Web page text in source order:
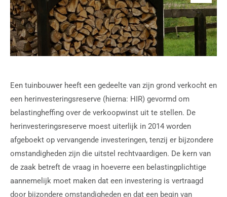
Een tuinbouwer heeft een gedeelte van zijn grond verkocht en
een herinvesteringsreserve (hierna: HIR) gevormd om
belastingheffing over de verkoopwinst uit te stellen. De
herinvesteringsreserve moest uiterlijk in 2014 worden
afgeboekt op vervangende investeringen, tenzij er bijzondere
omstandigheden zijn die uitstel rechtvaardigen. De kern van
de zaak betreft de vraag in hoeverre een belastingplichtige
aannemelijk moet maken dat een investering is vertraagd
door bijzondere omstandigheden en dat een begin van